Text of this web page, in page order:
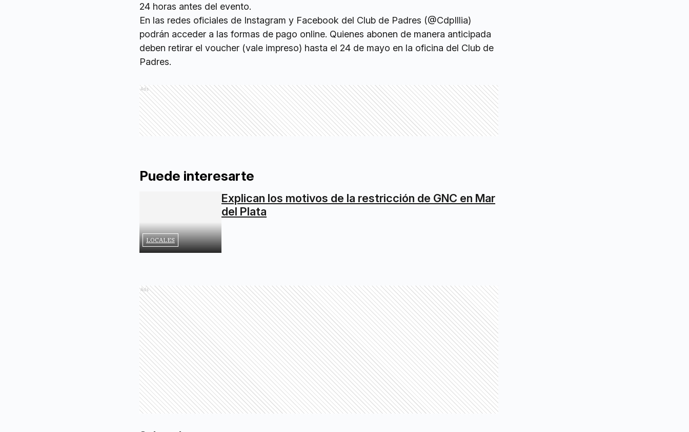
24 horas antes del evento.
En las redes oficiales de Instagram y Facebook del Club de Padres (@CdpIllia)
podrán acceder a las formas de pago online. Quienes abonen de manera anticipada
deben retirar el voucher (vale impreso) hasta el 24 de mayo en la oficina del Club de
Padres.
Ads
Puede interesarte
LOCALES
Explican los motivos de la restricción de GNC en Mar
del Plata
Ads